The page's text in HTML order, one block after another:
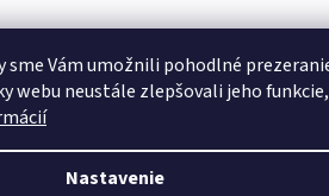
sme Vám umožnili pohodlné
webu neustále zlepšovali jeho
Nastavenie